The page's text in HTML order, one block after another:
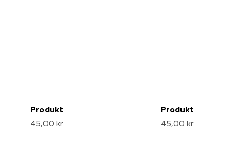
Produkt
45,00 kr
Produkt
45,00 kr